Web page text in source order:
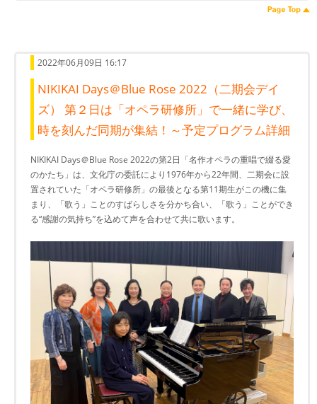
2022年06月09日 16:17
NIKIKAI Days＠Blue Rose 2022（二期会デイ
ズ） 第２日は「オペラ研修所」で一緒に学び、
時を刻んだ同期が集結！～予定プログラム詳細
NIKIKAI Days＠Blue Rose 2022の第2日「名作オペラの重唱で綴る愛
のかたち」は、文化庁の委託により1976年から22年間、二期会に設
置されていた「オペラ研修所」の最後となる第11期生がこの機に集
まり、「歌う」ことのすばらしさを分かち合い、「歌う」ことができ
る“感謝の気持ち”を込めて声を合わせて共に歌います。